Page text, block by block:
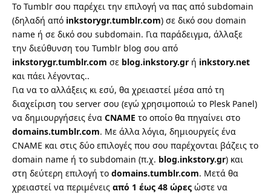
Το Tumblr σου παρέχει την επιλογή να πας από subdomain
(δηλαδή από inkstorygr.tumblr.com) σε δικό σου domain
name ή σε δικό σου subdomain. Για παράδειγμα, άλλαξε
την διεύθυνση του Tumblr blog σου από
inkstorygr.tumblr.com σε blog.inkstory.gr ή inkstory.net
και πάει λέγοντας..
Για να το αλλάξεις κι εσύ, θα χρειαστεί μέσα από τη
διαχείριση του server σου (εγώ χρησιμοποιώ το Plesk Panel)
να δημιουργήσεις ένα CNAME το οποίο θα πηγαίνει στο
domains.tumblr.com. Με άλλα λόγια, δημιουργείς ένα
CNAME και στις δύο επιλογές που σου παρέχονται βάζεις το
domain name ή το subdomain (π.χ. blog.inkstory.gr) και
στη δεύτερη επιλογή το domains.tumblr.com. Μετά θα
χρειαστεί να περιμένεις από 1 έως 48 ώρες ώστε να